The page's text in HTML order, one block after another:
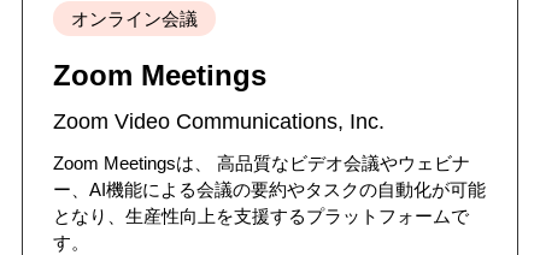
オンライン会議
Zoom Meetings
Zoom Video Communications, Inc.
Zoom Meetingsは、 高品質なビデオ会議やウェビナ
ー、AI機能による会議の要約やタスクの自動化が可能
となり、生産性向上を支援するプラットフォームで
す。